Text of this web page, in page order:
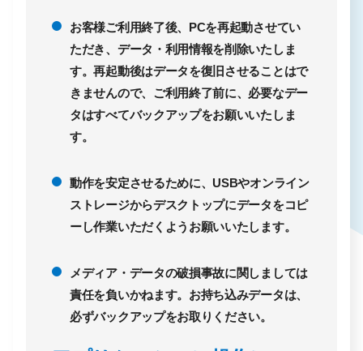
お客様ご利用終了後、PCを再起動させてい
ただき、データ・利用情報を削除いたしま
す。再起動後はデータを復旧させることはで
きませんので、ご利用終了前に、必要なデー
タはすべてバックアップをお願いいたしま
す。
動作を安定させるために、USBやオンライン
ストレージからデスクトップにデータをコピ
ーし作業いただくようお願いいたします。
メディア・データの破損事故に関しましては
責任を負いかねます。お持ち込みデータは、
必ずバックアップをお取りください。